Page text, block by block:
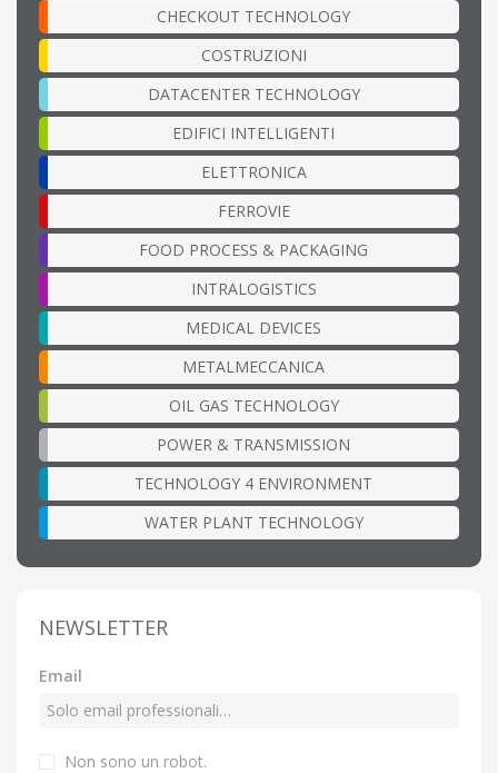
CHECKOUT TECHNOLOGY
COSTRUZIONI
DATACENTER TECHNOLOGY
EDIFICI INTELLIGENTI
ELETTRONICA
FERROVIE
FOOD PROCESS & PACKAGING
INTRALOGISTICS
MEDICAL DEVICES
METALMECCANICA
OIL GAS TECHNOLOGY
POWER & TRANSMISSION
TECHNOLOGY 4 ENVIRONMENT
WATER PLANT TECHNOLOGY
NEWSLETTER
Email
Non sono un robot.